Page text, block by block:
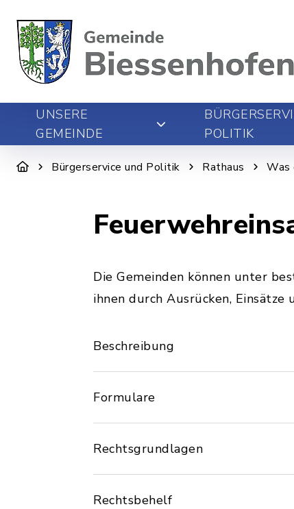
UNSERE
GEMEINDE
POLITIK
Bürgerservice und Politik Rathaus Was
Die Gemeinden können unter
ihnen durch Ausrücken,
Beschreibung
Formulare
Rechtsgrundlagen
Rechtsbehelf